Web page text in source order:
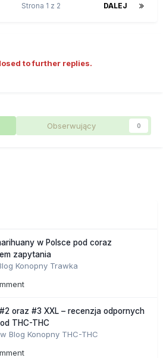
DALEJ
Strona 1 z 2
to further replies.
Obserwujący 0
w Polsce pod coraz
zapytania
Konopny Trawka
oraz #3 XXL – recenzja odpornych
THC-THC
w Blog Konopny THC-THC